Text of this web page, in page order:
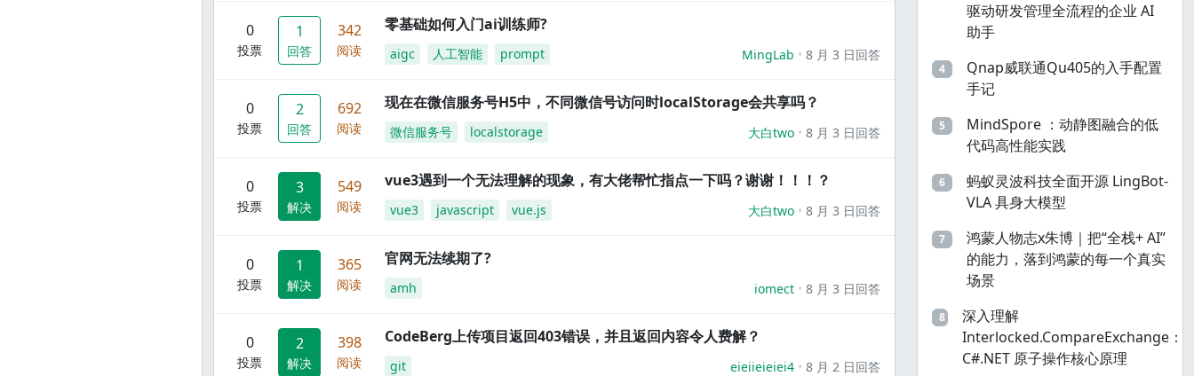
0
投票
1
回答
342
阅读
零基础如何入门ai训练师?
aigc 人工智能 prompt MingLab 8 月 3 日回答
0
投票
2
回答
692
阅读
现在在微信服务号H5中，不同微信号访问时localStorage会共享吗？
微信服务号 localstorage 大白two 8 月 3 日回答
0
投票
3
解决
549
阅读
vue3遇到一个无法理解的现象，有大佬帮忙指点一下吗？谢谢！！！？
vue3 javascript vue.js 大白two 8 月 3 日回答
0
投票
1
解决
365
阅读
官网无法续期了?
amh iomect 8 月 3 日回答
0
投票
2
解决
398
阅读
CodeBerg上传项目返回403错误，并且返回内容令人费解？
git eieiieieiei4 8 月 2 日回答
驱动研发管理全流程的企业 AI
助手
4
Qnap威联通Qu405的入手配置
手记
5
MindSpore ：动静图融合的低
代码高性能实践
6
蚂蚁灵波科技全面开源 LingBot-
VLA 具身大模型
7
鸿蒙人物志x朱博｜把“全栈+ AI”
的能力，落到鸿蒙的每一个真实
场景
8
深入理解
Interlocked.CompareExchange：
C#.NET 原子操作核心原理